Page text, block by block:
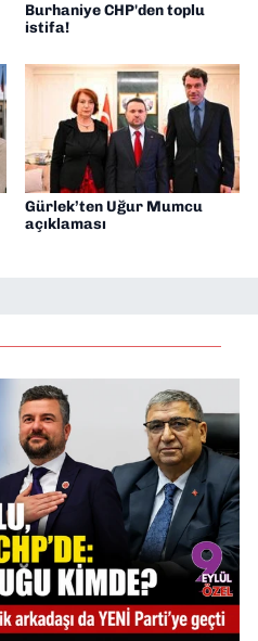
Burhaniye CHP'den toplu
istifa!
Gürlek’ten Uğur Mumcu
açıklaması